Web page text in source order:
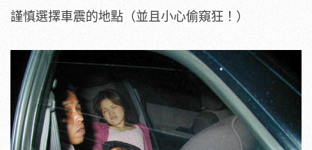
謹慎選擇車震的地點（並且小心偷窺狂！）